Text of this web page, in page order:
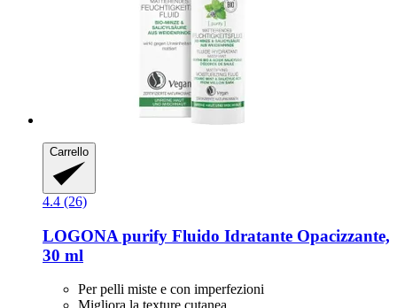
Carrello
4.4 (26)
LOGONA purify Fluido Idratante Opacizzante,
30 ml
Per pelli miste e con imperfezioni